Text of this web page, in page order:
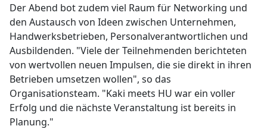
Der Abend bot zudem viel Raum für Networking und
den Austausch von Ideen zwischen Unternehmen,
Handwerksbetrieben, Personalverantwortlichen und
Ausbildenden. "Viele der Teilnehmenden berichteten
von wertvollen neuen Impulsen, die sie direkt in ihren
Betrieben umsetzen wollen", so das
Organisationsteam. "Kaki meets HU war ein voller
Erfolg und die nächste Veranstaltung ist bereits in
Planung."